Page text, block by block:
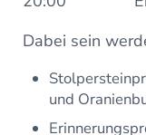
Dabei sein
und